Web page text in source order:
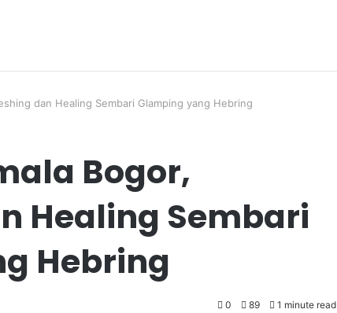
dan Healing Sembari Glamping yang Hebring
Bogor,
Healing Sembari
Hebring
0 89 1 minute read